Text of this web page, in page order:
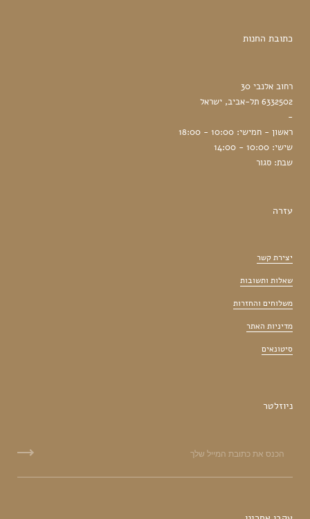
כתובת החנות
רחוב אלנבי 30
6332502 תל-אביב, ישראל
-
ראשון - חמישי: 10:00 - 18:00
שישי: 10:00 - 14:00
שבת: סגור
עזרה
יצירת קשר
שאלות ותשובות
משלוחים והחזרות
מדיניות האתר
סיטונאים
ניוזלטר